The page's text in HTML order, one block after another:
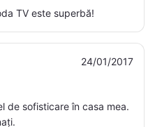
TV este superbă!
24/01/2017
de sofisticare în casa mea.